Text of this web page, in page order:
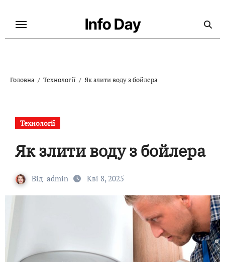
Info Day
Головна Технології Як злити воду з бойлера
Технології
Як злити воду з бойлера
Від admin Кві 8, 2025